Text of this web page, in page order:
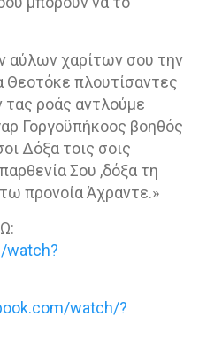
αύλων χαρίτων σου την
Θεοτόκε πλουτίσαντες
ροάς αντλούμε
Γοργοϋπήκοος βοηθός
Δόξα τοις σοις
Σου ,δόξα τη
προνοία Άχραντε.»
watch?
watch/?